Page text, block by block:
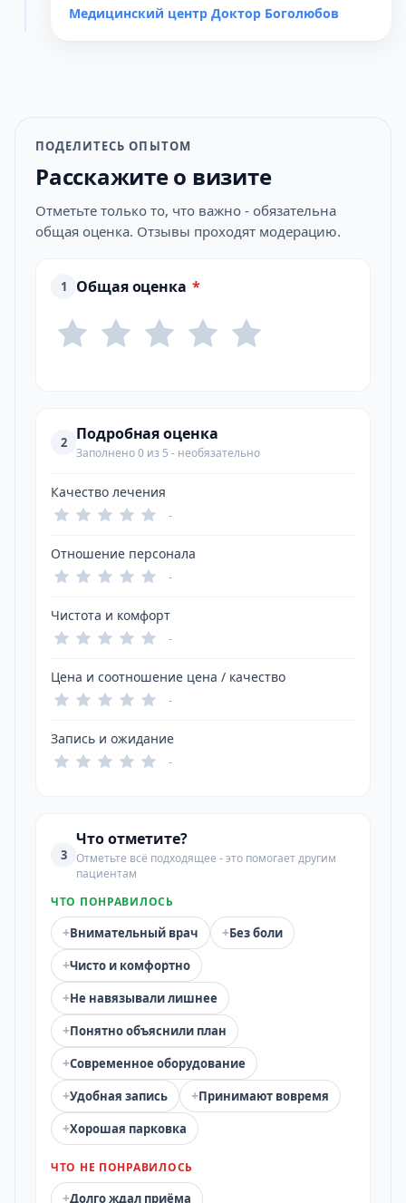
Медицинский центр Доктор Боголюбов
ПОДЕЛИТЕСЬ ОПЫТОМ
Расскажите о визите
Отметьте только то, что важно - обязательна
общая оценка. Отзывы проходят модерацию.
1 Общая оценка *
2 Подробная оценка
Заполнено 0 из 5 - необязательно
Качество лечения
-
Отношение персонала
-
Чистота и комфорт
-
Цена и соотношение цена / качество
-
Запись и ожидание
-
3
Что отметите?
Отметьте всё подходящее - это помогает другим
пациентам
ЧТО ПОНРАВИЛОСЬ
+Внимательный врач +Без боли
+Чисто и комфортно
+Не навязывали лишнее
+Понятно объяснили план
+Современное оборудование
+Удобная запись +Принимают вовремя
+Хорошая парковка
ЧТО НЕ ПОНРАВИЛОСЬ
+Долго ждал приёма